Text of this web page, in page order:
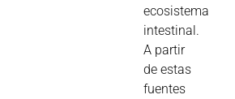
ecosistema
intestinal.
A partir
de estas
fuentes